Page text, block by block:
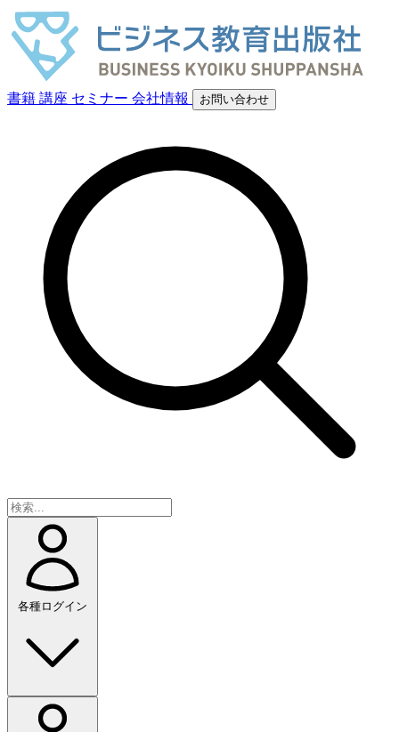
書籍 講座 セミナー 会社情報 お問い合わせ
各種ログイン